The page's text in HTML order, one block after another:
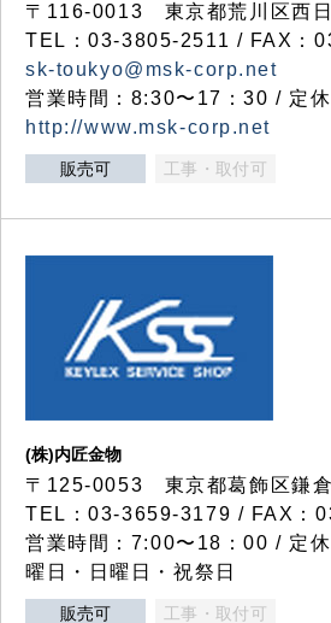
〒116-0013 東京都荒川区西
TEL：03-3805-2511 / FAX：
sk-toukyo@msk-corp.net
営業時間：8:30〜17：30 / 定
http://www.msk-corp.net
販売可 工事・取付可
(株)内匠金物
〒125-0053 東京都葛飾区鎌
TEL：03-3659-3179 / FAX：
営業時間：7:00〜18：00 / 定
曜日・日曜日・祝祭日
販売可 工事・取付可